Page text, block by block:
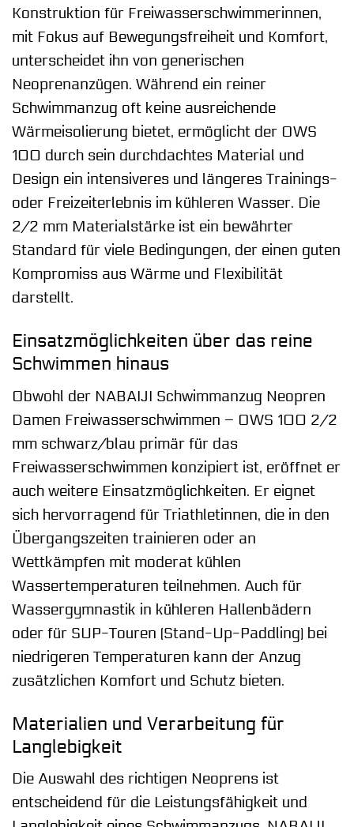
Konstruktion für Freiwasserschwimmerinnen,
mit Fokus auf Bewegungsfreiheit und Komfort,
unterscheidet ihn von generischen
Neoprenanzügen. Während ein reiner
Schwimmanzug oft keine ausreichende
Wärmeisolierung bietet, ermöglicht der OWS
100 durch sein durchdachtes Material und
Design ein intensiveres und längeres Trainings-
oder Freizeiterlebnis im kühleren Wasser. Die
2/2 mm Materialstärke ist ein bewährter
Standard für viele Bedingungen, der einen guten
Kompromiss aus Wärme und Flexibilität
darstellt.
Einsatzmöglichkeiten über das reine
Schwimmen hinaus
Obwohl der NABAIJI Schwimmanzug Neopren
Damen Freiwasserschwimmen – OWS 100 2/2
mm schwarz/blau primär für das
Freiwasserschwimmen konzipiert ist, eröffnet er
auch weitere Einsatzmöglichkeiten. Er eignet
sich hervorragend für Triathletinnen, die in den
Übergangszeiten trainieren oder an
Wettkämpfen mit moderat kühlen
Wassertemperaturen teilnehmen. Auch für
Wassergymnastik in kühleren Hallenbädern
oder für SUP-Touren (Stand-Up-Paddling) bei
niedrigeren Temperaturen kann der Anzug
zusätzlichen Komfort und Schutz bieten.
Materialien und Verarbeitung für
Langlebigkeit
Die Auswahl des richtigen Neoprens ist
entscheidend für die Leistungsfähigkeit und